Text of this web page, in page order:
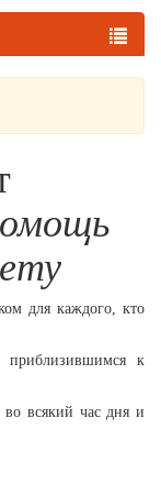
для каждого, кто
к
всякий час дня и